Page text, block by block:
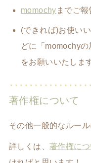
momochy までご
(できれば)お使い
どに「momochy
をお願いいたしま
著作権について
その他一般的なルー
詳しくは、 著作権に